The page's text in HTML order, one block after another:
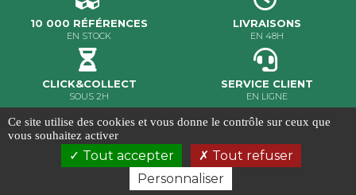
10 000 RÉFÉRENCES
EN STOCK
LIVRAISONS
EN 48H
CLICK&COLLECT
SOUS 2H
SERVICE CLIENT
EN LIGNE
MILER ©2020 - Tous droits réservés
Conditions Générales de Vente-Gestion des cookies
Crédits et mentions légales
Conception & réalisation
Ab6net
Ce site utilise des cookies et vous donne le contrôle sur ceux que
vous souhaitez activer
Tout accepter
Tout refuser
Personnaliser